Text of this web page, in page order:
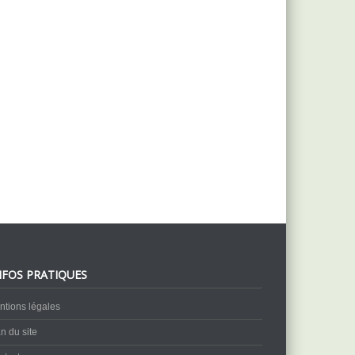
PRATIQUES
légales
du site